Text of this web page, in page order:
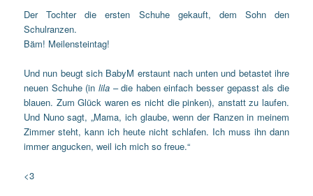
Der Tochter die ersten Schuhe gekauft, dem Sohn den
Schulranzen.
Bäm! Meilensteintag!
Und nun beugt sich BabyM erstaunt nach unten und betastet ihre
neuen Schuhe (in lila– die haben einfach besser gepasst als die
blauen. Zum Glück waren es nicht die pinken), anstatt zu laufen.
Und Nuno sagt, „Mama, ich glaube, wenn der Ranzen in meinem
Zimmer steht, kann ich heute nicht schlafen. Ich muss ihn dann
immer angucken, weil ich mich so freue.“
<3